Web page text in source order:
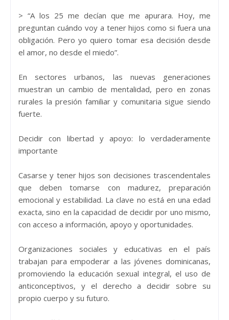
> “A los 25 me decían que me apurara. Hoy, me
preguntan cuándo voy a tener hijos como si fuera una
obligación. Pero yo quiero tomar esa decisión desde
el amor, no desde el miedo”.
En sectores urbanos, las nuevas generaciones
muestran un cambio de mentalidad, pero en zonas
rurales la presión familiar y comunitaria sigue siendo
fuerte.
Decidir con libertad y apoyo: lo verdaderamente
importante
Casarse y tener hijos son decisiones trascendentales
que deben tomarse con madurez, preparación
emocional y estabilidad. La clave no está en una edad
exacta, sino en la capacidad de decidir por uno mismo,
con acceso a información, apoyo y oportunidades.
Organizaciones sociales y educativas en el país
trabajan para empoderar a las jóvenes dominicanas,
promoviendo la educación sexual integral, el uso de
anticonceptivos, y el derecho a decidir sobre su
propio cuerpo y su futuro.